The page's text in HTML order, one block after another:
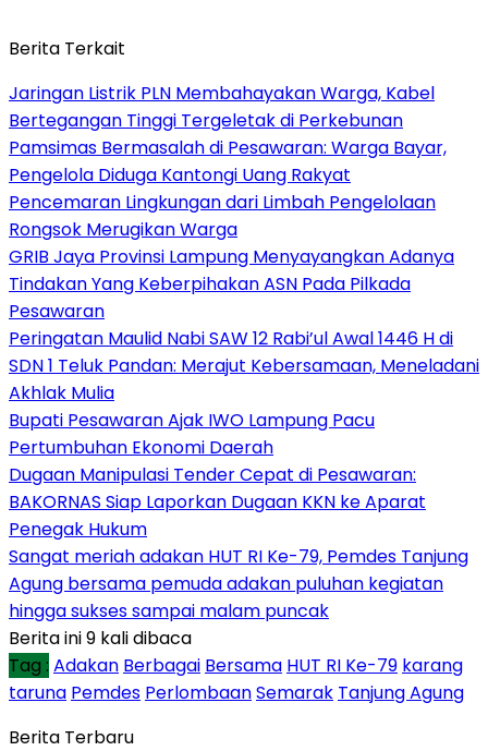
Berita Terkait
Jaringan Listrik PLN Membahayakan Warga, Kabel
Bertegangan Tinggi Tergeletak di Perkebunan
Pamsimas Bermasalah di Pesawaran: Warga Bayar,
Pengelola Diduga Kantongi Uang Rakyat
Pencemaran Lingkungan dari Limbah Pengelolaan
Rongsok Merugikan Warga
GRIB Jaya Provinsi Lampung Menyayangkan Adanya
Tindakan Yang Keberpihakan ASN Pada Pilkada
Pesawaran
Peringatan Maulid Nabi SAW 12 Rabi’ul Awal 1446 H di
SDN 1 Teluk Pandan: Merajut Kebersamaan, Meneladani
Akhlak Mulia
Bupati Pesawaran Ajak IWO Lampung Pacu
Pertumbuhan Ekonomi Daerah
Dugaan Manipulasi Tender Cepat di Pesawaran:
BAKORNAS Siap Laporkan Dugaan KKN ke Aparat
Penegak Hukum
Sangat meriah adakan HUT RI Ke-79, Pemdes Tanjung
Agung bersama pemuda adakan puluhan kegiatan
hingga sukses sampai malam puncak
Berita ini 9 kali dibaca
Tag : Adakan Berbagai Bersama HUT RI Ke-79 karang
taruna Pemdes PerlombaanSemarak Tanjung Agung
Berita Terbaru